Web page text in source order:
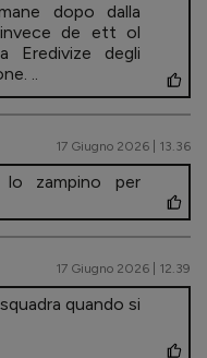
dopo dalla
de ett ol
Eredivize degli
..
17 Giugno 2026 | 13.36
zampino per
17 Giugno 2026 | 12.39
quando si